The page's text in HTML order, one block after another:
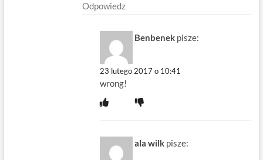
Odpowiedz
Benbenek pisze:
23 lutego 2017 o 10:41
wrong!
ala wilk pisze: